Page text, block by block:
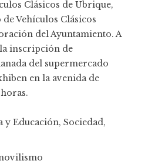
Clásicos de Ubrique,
Vehículos Clásicos
del Ayuntamiento. A
la inscripción de
del supermercado
en la avenida de
horas.
y Educación, Sociedad,